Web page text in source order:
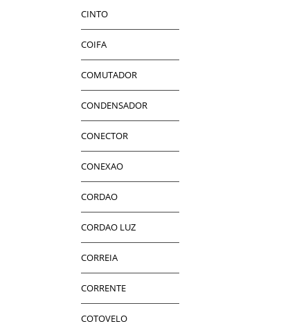
CINTO
COIFA
COMUTADOR
CONDENSADOR
CONECTOR
CONEXAO
CORDAO
CORDAO LUZ
CORREIA
CORRENTE
COTOVELO